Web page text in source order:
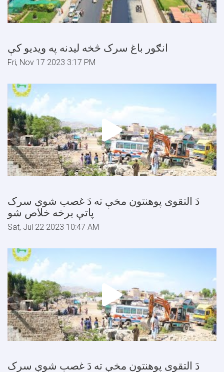
انګور باغ سرک څخه ليدنه په ويديو کې
Fri, Nov 17 2023 3:17 PM
دَ التقوى پوهنتون مخې ته دَ غصب شوې سرک
پاتې برخه خلاص شو
Sat, Jul 22 2023 10:47 AM
دَ التقوى پوهنتون مخې ته دَ غصب شوې سرک